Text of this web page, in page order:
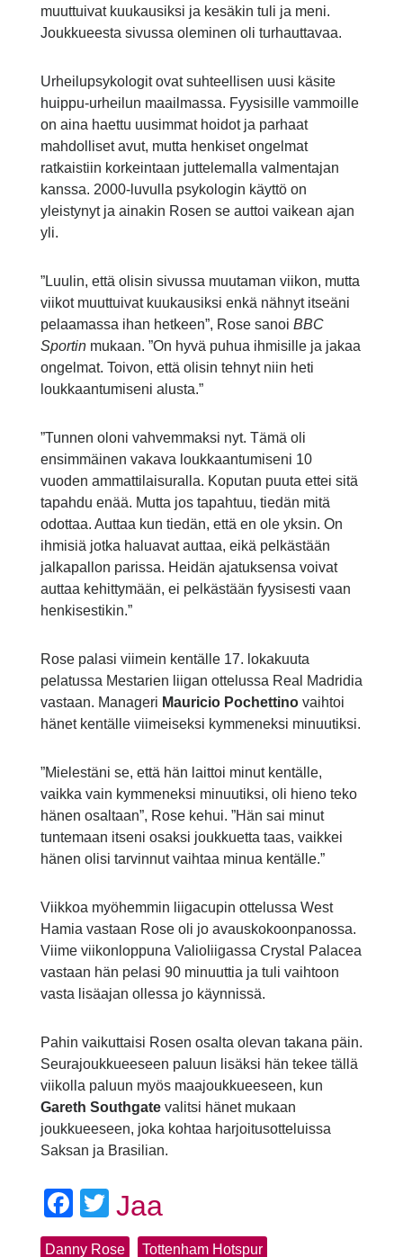
muuttuivat kuukausiksi ja kesäkin tuli ja meni.
Joukkueesta sivussa oleminen oli turhauttavaa.
Urheilupsykologit ovat suhteellisen uusi käsite
huippu-urheilun maailmassa. Fyysisille vammoille
on aina haettu uusimmat hoidot ja parhaat
mahdolliset avut, mutta henkiset ongelmat
ratkaistiin korkeintaan juttelemalla valmentajan
kanssa. 2000-luvulla psykologin käyttö on
yleistynyt ja ainakin Rosen se auttoi vaikean ajan
yli.
”Luulin, että olisin sivussa muutaman viikon, mutta
viikot muuttuivat kuukausiksi enkä nähnyt itseäni
pelaamassa ihan hetkeen”, Rose sanoi BBC
Sportinmukaan. ”On hyvä puhua ihmisille ja jakaa
ongelmat. Toivon, että olisin tehnyt niin heti
loukkaantumiseni alusta.”
”Tunnen oloni vahvemmaksi nyt. Tämä oli
ensimmäinen vakava loukkaantumiseni 10
vuoden ammattilaisuralla. Koputan puuta ettei sitä
tapahdu enää. Mutta jos tapahtuu, tiedän mitä
odottaa. Auttaa kun tiedän, että en ole yksin. On
ihmisiä jotka haluavat auttaa, eikä pelkästään
jalkapallon parissa. Heidän ajatuksensa voivat
auttaa kehittymään, ei pelkästään fyysisesti vaan
henkisestikin.”
Rose palasi viimein kentälle 17. lokakuuta
pelatussa Mestarien liigan ottelussa Real Madridia
vastaan. Manageri Mauricio Pochettinovaihtoi
hänet kentälle viimeiseksi kymmeneksi minuutiksi.
”Mielestäni se, että hän laittoi minut kentälle,
vaikka vain kymmeneksi minuutiksi, oli hieno teko
hänen osaltaan”, Rose kehui. ”Hän sai minut
tuntemaan itseni osaksi joukkuetta taas, vaikkei
hänen olisi tarvinnut vaihtaa minua kentälle.”
Viikkoa myöhemmin liigacupin ottelussa West
Hamia vastaan Rose oli jo avauskokoonpanossa.
Viime viikonloppuna Valioliigassa Crystal Palacea
vastaan hän pelasi 90 minuuttia ja tuli vaihtoon
vasta lisäajan ollessa jo käynnissä.
Pahin vaikuttaisi Rosen osalta olevan takana päin.
Seurajoukkueeseen paluun lisäksi hän tekee tällä
viikolla paluun myös maajoukkueeseen, kun
Gareth Southgatevalitsi hänet mukaan
joukkueeseen, joka kohtaa harjoitusotteluissa
Saksan ja Brasilian.
Facebook
Twitter
Jaa
Danny Rose Tottenham Hotspur